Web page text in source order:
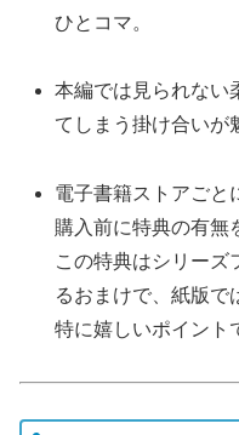
ひとコマ。
本編では見られない
てしまう掛け合いが
電子書籍ストアごと
購入前に特典の有無
この特典はシリーズ
るおまけで、紙版で
特に嬉しいポイント